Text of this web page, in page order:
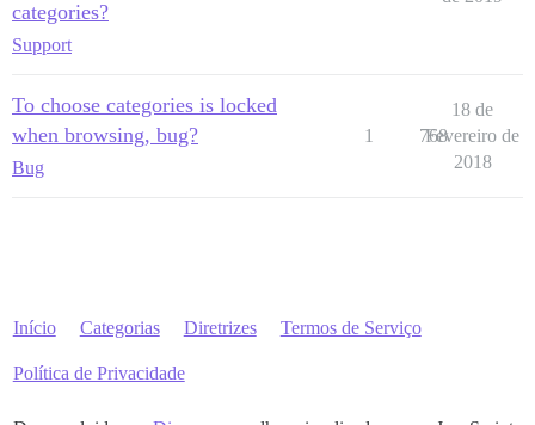
categories?
Support
To choose categories is locked
when browsing, bug?
Bug
1 768
18 de
Fevereiro de
2018
Início Categorias Diretrizes Termos de Serviço
Política de Privacidade